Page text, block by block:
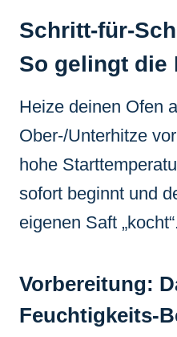
Schritt-für-
So gelingt die
Heize deinen Ofen
Ober-/Unterhitze
hohe
sofort beginnt und
eigenen Saft
Vorbereitung:
Feuchtigkeits-